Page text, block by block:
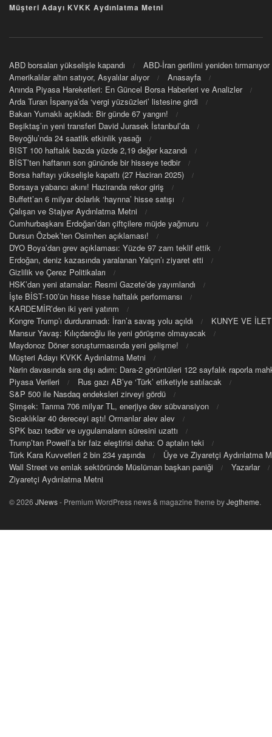
Müşteri Adayı KVKK Aydınlatma Metni
ABD borsaları yükselişle kapandı
ABD-İran gerilimi yeniden tırmanıyor
Amerikalılar altın satıyor, Asyalılar alıyor
Anasayfa
Anında Piyasa Hareketleri: En Güncel Borsa Haberleri ve Analizler
Arda Turan İspanya’da ‘vergi yüzsüzleri’ listesine girdi
Bakan Yumaklı açıkladı: Bir günde 67 yangın!
Beşiktaş’ın yeni transferi David Jurasek İstanbul’da
Beyoğlu’nda 24 saatlik etkinlik yasağı
BIST 100 haftalık bazda yüzde 2,19 değer kazandı
BİST’ten haftanın son gününde bir hisseye tedbir
Borsa haftayı yükselişle kapattı (27 Haziran 2025)
Borsaya yabancı akını! Haziranda rekor giriş
Buffett’an 6 milyar dolarlık ‘hayrına’ hisse satışı
Çalışan ve Stajyer Aydınlatma Metni
Cumhurbaşkanı Erdoğan’dan çiftçilere müjde yağmuru
Dursun Özbek’ten Osimhen açıklaması!
DYO Boya’dan grev açıklaması: Yüzde 97 zam teklif ettik
Erdoğan, deniz kazasında yaralanan Yalçın’ı ziyaret etti
Gizlilik ve Çerez Politikaları
HSK’dan yeni atamalar: Resmi Gazete’de yayımlandı
İşte BİST-100’ün hisse hisse haftalık performansı
KARDEMİR’den iki yeni yatırım
Kongre Trump’ı durduramadı: İran’a savaş yolu açıldı
KUNYE VE
Mansur Yavaş: Kılıçdaroğlu ile yeni görüşme olmayacak
Maydonoz Döner soruşturmasında yeni gelişme!
Müşteri Adayı KVKK Aydınlatma Metni
Narin davasında sıra dışı adım: Dara-2 görüntüleri 122 sayfalık raporla
Piyasa Verileri
Rus gazı AB’ye ‘Türk’ etiketiyle satılacak
S&P 500 ile Nasdaq endeksleri zirveyi gördü
Şimşek: Tarıma 706 milyar TL, enerjiye dev sübvansiyon
Sıcaklıklar 40 dereceyi aştı! Ormanlar alev alev
SPK bazı tedbir ve uygulamaların süresini uzattı
Trump’tan Powell’a bir faiz eleştirisi daha: O aptalın teki
Türk Kara Kuvvetleri 2 bin 234 yaşında
Üye ve Ziyaretçi Aydınlatma
Wall Street ve emlak sektöründe Müslüman başkan paniği
Yazarlar
Ziyaretçi Aydınlatma Metni
© 2026 JNews- Premium WordPress news & magazine theme byJegtheme.